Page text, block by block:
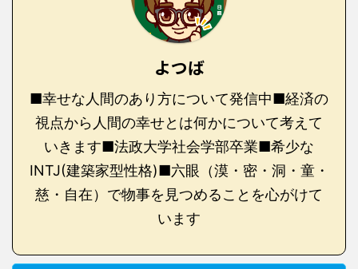
よつば
■幸せな人間のあり方について発信中■経済の
視点から人間の幸せとは何かについて考えて
いきます■法政大学社会学部卒業■希少な
INTJ(建築家型性格)■六眼（漠・密・洞・童・
慈・自在）で物事を見つめることを心がけて
います